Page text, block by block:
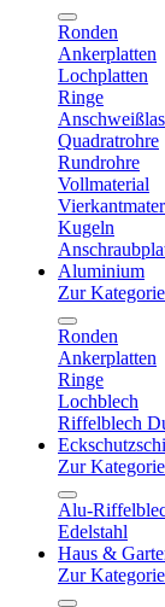
Ronden
Ankerplatten
Lochplatten
Ringe
Quadratrohre
Rundrohre
Vollmaterial
Kugeln
Aluminium
Zur
Ronden
Ankerplatten
Ringe
Lochblech
Riffelblech
Zur
Alu-
Edelstahl
Haus &
Zur